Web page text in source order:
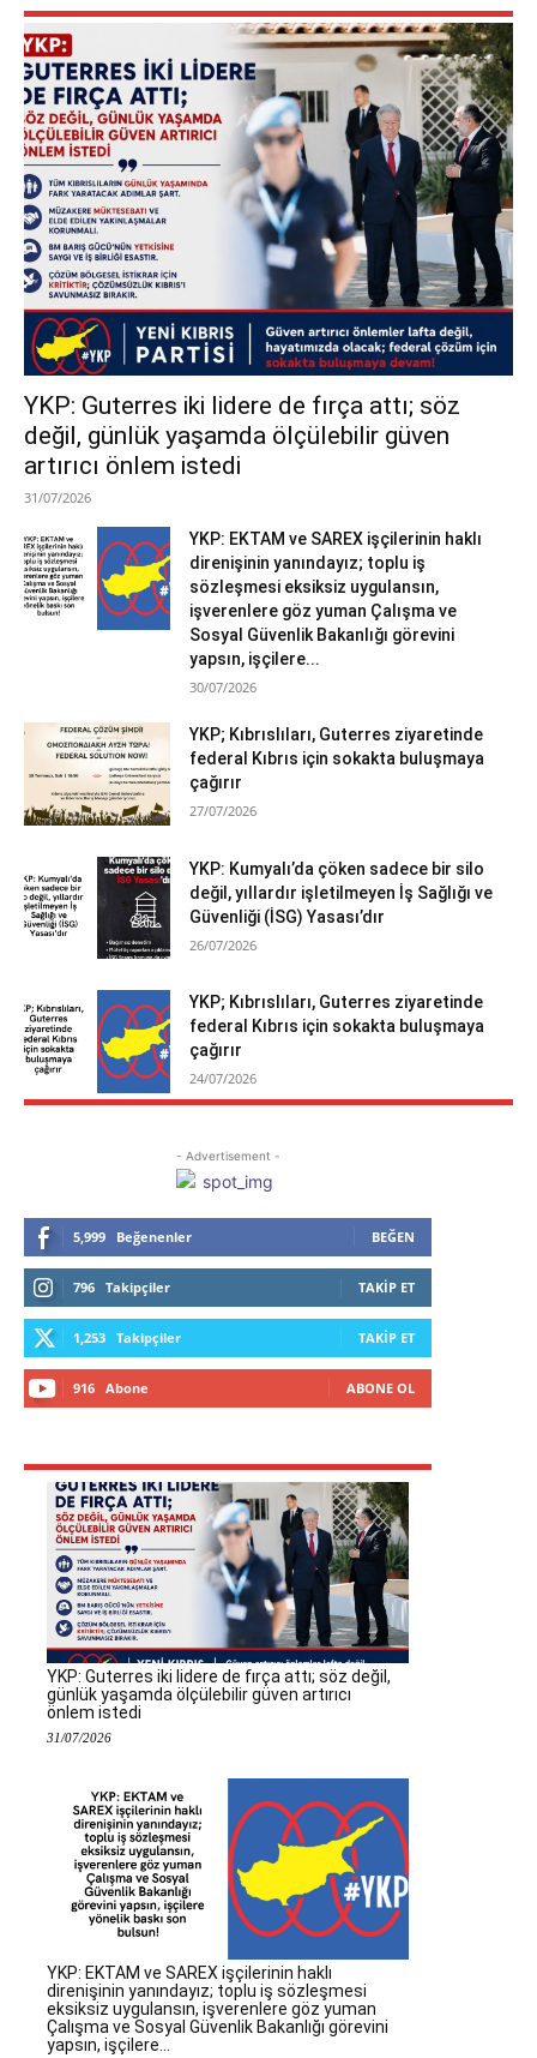
YKP: Guterres iki lidere de fırça attı; söz
değil, günlük yaşamda ölçülebilir güven
artırıcı önlem istedi
31/07/2026
YKP: EKTAM ve SAREX işçilerinin haklı
direnişinin yanındayız; toplu iş
sözleşmesi eksiksiz uygulansın,
işverenlere göz yuman Çalışma ve
Sosyal Güvenlik Bakanlığı görevini
yapsın, işçilere...
30/07/2026
YKP; Kıbrıslıları, Guterres ziyaretinde
federal Kıbrıs için sokakta buluşmaya
çağırır
27/07/2026
YKP: Kumyalı’da çöken sadece bir silo
değil, yıllardır işletilmeyen İş Sağlığı ve
Güvenliği (İSG) Yasası’dır
26/07/2026
YKP; Kıbrıslıları, Guterres ziyaretinde
federal Kıbrıs için sokakta buluşmaya
çağırır
24/07/2026
- Advertisement -
5,999 Beğenenler BEĞEN
796 Takipçiler TAKIP ET
1,253 Takipçiler TAKIP ET
916 Abone ABONE OL
YKP: Guterres iki lidere de fırça attı; söz değil,
günlük yaşamda ölçülebilir güven artırıcı
önlem istedi
31/07/2026
YKP: EKTAM ve SAREX işçilerinin haklı
direnişinin yanındayız; toplu iş sözleşmesi
eksiksiz uygulansın, işverenlere göz yuman
Çalışma ve Sosyal Güvenlik Bakanlığı görevini
yapsın, işçilere...